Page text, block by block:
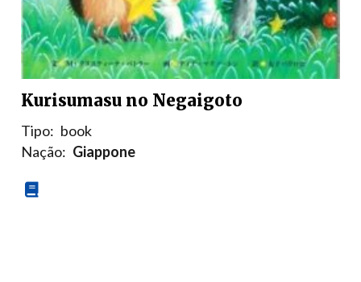
Kurisumasu no Negaigoto
Tipo: book
Nação: Giappone